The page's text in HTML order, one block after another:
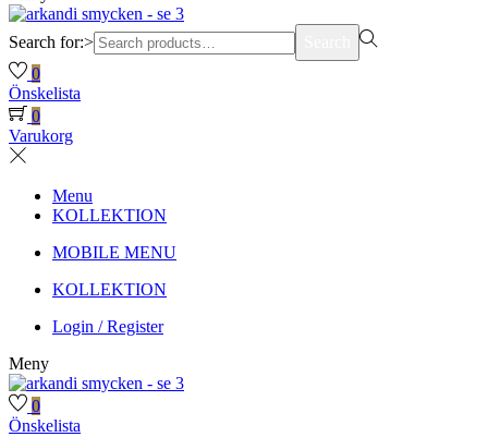
Search for:>
0
Önskelista
0
Varukorg
Menu
KOLLEKTION
MOBILE MENU
KOLLEKTION
Login / Register
Meny
0
Önskelista